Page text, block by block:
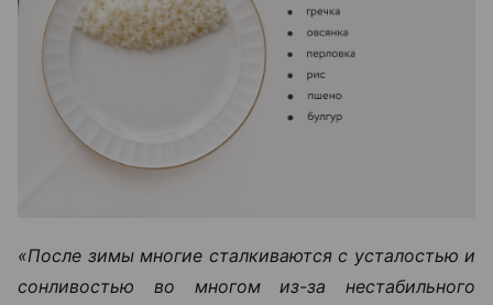
«После зимы многие сталкиваются с усталостью и
сонливостью во многом из-за нестабильного